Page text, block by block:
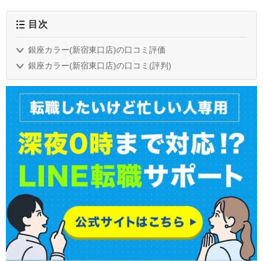
目次
銀座カラー(新宿東口店)の口コミ評価
銀座カラー(新宿東口店)の口コミ(評判)